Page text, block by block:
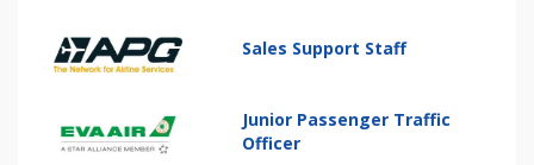
Sales Support Staff
Junior Passenger Traffic
Officer